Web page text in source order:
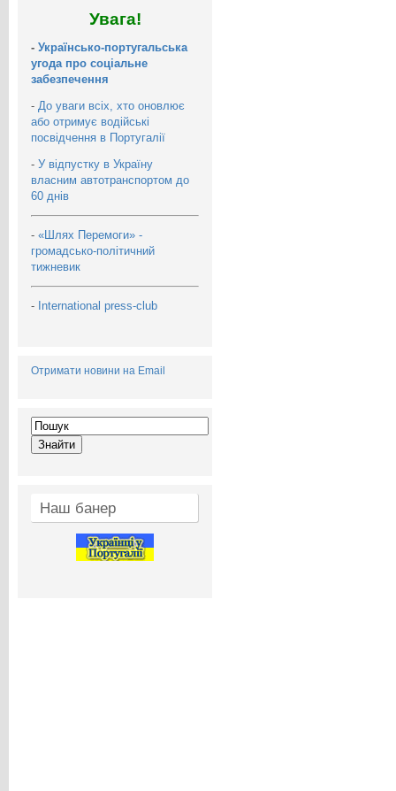
Увага!
- Українсько-португальська
угода про соціальне
забезпечення
- До уваги всіх, хто оновлює
або отримує водійські
посвідчення в Португалії
- У відпустку в Україну
власним автотранспортом до
60 днів
- «Шлях Перемоги» -
громадсько-політичний
тижневик
- International press-club
Отримати новини на Email
Наш банер